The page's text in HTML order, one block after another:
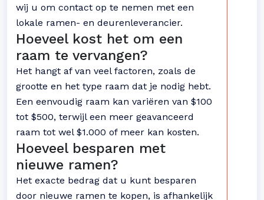
wij u om contact op te nemen met een
lokale ramen- en deurenleverancier.
Hoeveel kost het om een
raam te vervangen?
Het hangt af van veel factoren, zoals de
grootte en het type raam dat je nodig hebt.
Een eenvoudig raam kan variëren van $100
tot $500, terwijl een meer geavanceerd
raam tot wel $1.000 of meer kan kosten.
Hoeveel besparen met
nieuwe ramen?
Het exacte bedrag dat u kunt besparen
door nieuwe ramen te kopen, is afhankelijk